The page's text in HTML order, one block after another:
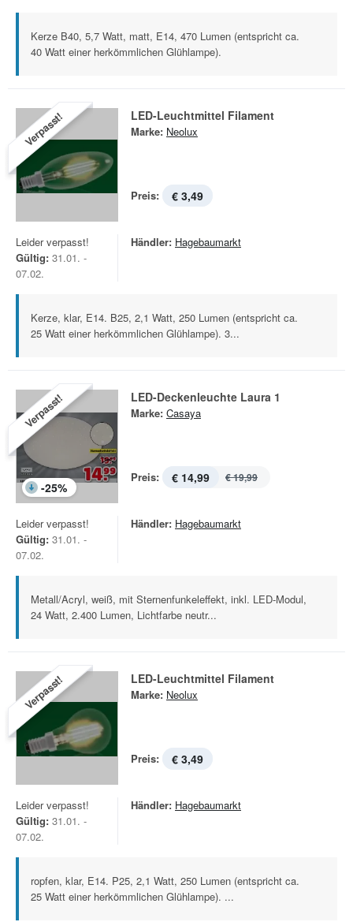
Kerze B40, 5,7 Watt, matt, E14, 470 Lumen (entspricht ca.
40 Watt einer herkömmlichen Glühlampe).
Verpasst! LED-Leuchtmittel Filament
Marke: Neolux
Preis: € 3,49
Leider verpasst!
Gültig: 31.01. -
07.02.
Händler: Hagebaumarkt
Kerze, klar, E14. B25, 2,1 Watt, 250 Lumen (entspricht ca.
25 Watt einer herkömmlichen Glühlampe). 3...
Verpasst!
-25%
LED-Deckenleuchte Laura 1
Marke: Casaya
Preis: € 14,99 € 19,99
Leider verpasst!
Gültig: 31.01. -
07.02.
Händler: Hagebaumarkt
Metall/Acryl, weiß, mit Sternenfunkeleffekt, inkl. LED-Modul,
24 Watt, 2.400 Lumen, Lichtfarbe neutr...
Verpasst! LED-Leuchtmittel Filament
Marke: Neolux
Preis: € 3,49
Leider verpasst!
Gültig: 31.01. -
07.02.
Händler: Hagebaumarkt
ropfen, klar, E14. P25, 2,1 Watt, 250 Lumen (entspricht ca.
25 Watt einer herkömmlichen Glühlampe). ...